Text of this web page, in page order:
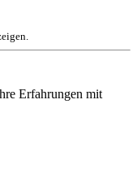
Erfahrungen mit